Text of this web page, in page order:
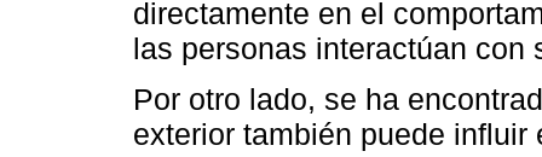
directamente en el
las personas interactúan con
Por otro lado, se ha
exterior también puede